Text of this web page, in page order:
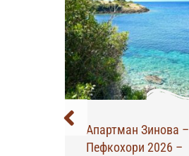
Апартман Зинова –
Пефкохори 2026 –